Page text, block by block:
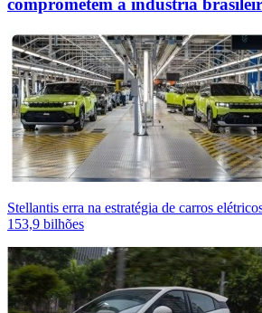
Stellantis erra na estratégia de carros
153,9 bilhões